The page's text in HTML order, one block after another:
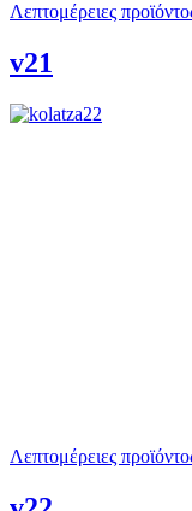
Λεπτομέρειες
v21
Λεπτομέρειες